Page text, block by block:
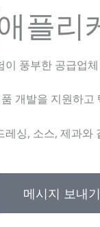
플리
이 풍부한 공급업
개발을 지원하
싱, 소스, 제과
메시지 보내기